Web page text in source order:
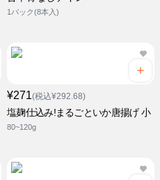
1パック(8本入)
¥271(税込¥292.68)
塩麹仕込み!まるごといか唐揚げ 小
80~120g